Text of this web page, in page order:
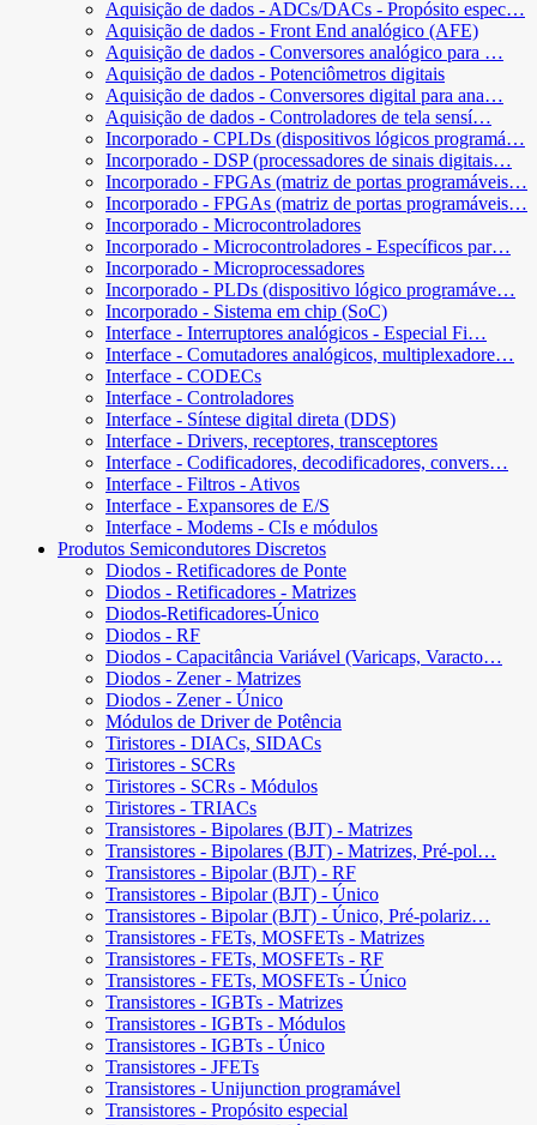
Aquisição de dados - ADCs/DACs - Propósito espec…
Aquisição de dados - Front End analógico (AFE)
Aquisição de dados - Conversores analógico para …
Aquisição de dados - Potenciômetros digitais
Aquisição de dados - Conversores digital para ana…
Aquisição de dados - Controladores de tela sensí…
Incorporado - CPLDs (dispositivos lógicos programá…
Incorporado - DSP (processadores de sinais digitais…
Incorporado - FPGAs (matriz de portas programáveis…
Incorporado - FPGAs (matriz de portas programáveis…
Incorporado - Microcontroladores
Incorporado - Microcontroladores - Específicos par…
Incorporado - Microprocessadores
Incorporado - PLDs (dispositivo lógico programáve…
Incorporado - Sistema em chip (SoC)
Interface - Interruptores analógicos - Especial Fi…
Interface - Comutadores analógicos, multiplexadore…
Interface - CODECs
Interface - Controladores
Interface - Síntese digital direta (DDS)
Interface - Drivers, receptores, transceptores
Interface - Codificadores, decodificadores, convers…
Interface - Filtros - Ativos
Interface - Expansores de E/S
Interface - Modems - CIs e módulos
Produtos Semicondutores Discretos
Diodos - Retificadores de Ponte
Diodos - Retificadores - Matrizes
Diodos-Retificadores-Único
Diodos - RF
Diodos - Capacitância Variável (Varicaps, Varacto…
Diodos - Zener - Matrizes
Diodos - Zener - Único
Módulos de Driver de Potência
Tiristores - DIACs, SIDACs
Tiristores - SCRs
Tiristores - SCRs - Módulos
Tiristores - TRIACs
Transistores - Bipolares (BJT) - Matrizes
Transistores - Bipolares (BJT) - Matrizes, Pré-pol…
Transistores - Bipolar (BJT) - RF
Transistores - Bipolar (BJT) - Único
Transistores - Bipolar (BJT) - Único, Pré-polariz…
Transistores - FETs, MOSFETs - Matrizes
Transistores - FETs, MOSFETs - RF
Transistores - FETs, MOSFETs - Único
Transistores - IGBTs - Matrizes
Transistores - IGBTs - Módulos
Transistores - IGBTs - Único
Transistores - JFETs
Transistores - Unijunction programável
Transistores - Propósito especial